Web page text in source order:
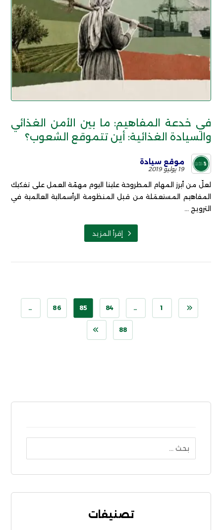
في خدعة المفاهيم: ما بين الأمن الغذائي
والسيادة الغذائية: أين تتموقع الشعوب؟
موقع سيادة
19 يوليو 2019
لعلّ من أبرز المهام المطروحة علينا اليوم مهمّة العمل على تفكيك
المفاهيم المستعمَلة من قبل المنظومة الرأسمالية العالمية في
الترويج ...
إقرأ المزيد
1
…
84
85
86
…
88
تصنيفات